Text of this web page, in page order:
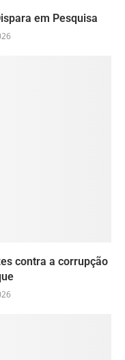
em Pesquisa
contra a corrupção